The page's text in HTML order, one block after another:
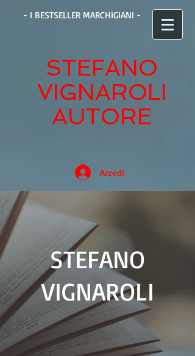
- I BESTSELLER MARCHIGIANI -
STEFANO
VIGNAROLI
AUTORE
Accedi
STEFANO
VIGNAROLI